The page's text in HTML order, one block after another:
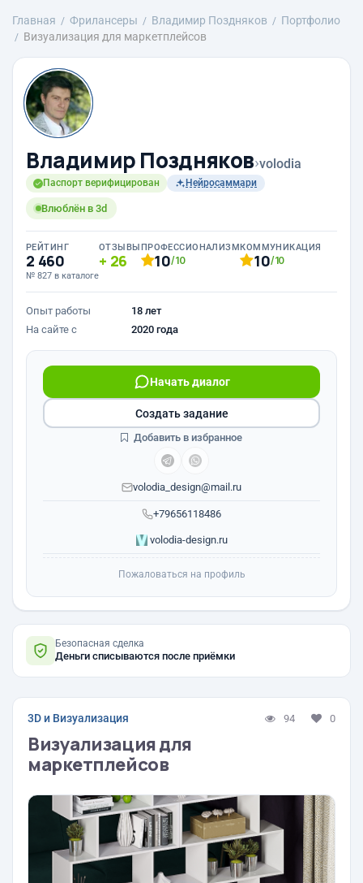
Главная Фрилансеры Владимир Поздняков
Портфолио
Визуализация для маркетплейсов
Владимир Поздняков›volodia
Паспорт верифицирован Нейросаммари
Влюблён в 3d
РЕЙТИНГ
2 460
№ 827 в каталоге
ОТЗЫВЫ
26
ПРОФЕССИОНАЛИЗМ
10/10
КОММУНИКАЦИЯ
10/10
Опыт работы
18 лет
На сайте с
2020 года
+79656118486
Начать диалог
volodia_design@mail.ru
volodia-design.ru
Создать задание
Добавить в избранное
Пожаловаться на профиль
Безопасная сделка
Деньги списываются после приёмки
3D и Визуализация 94 0
Визуализация для
маркетплейсов